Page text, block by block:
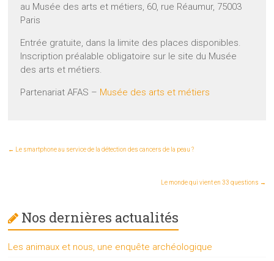
au Musée des arts et métiers, 60, rue Réaumur, 75003
Paris
Entrée gratuite, dans la limite des places disponibles.
Inscription préalable obligatoire sur le site du Musée
des arts et métiers.
Partenariat AFAS – Musée des arts et métiers
← Le smartphone au service de la détection des cancers de la peau ?
Le monde qui vient en 33 questions →
Nos dernières actualités
Les animaux et nous, une enquête archéologique